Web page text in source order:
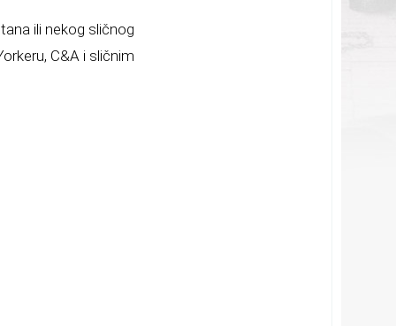
ili nekog sličnog
C&A i sličnim